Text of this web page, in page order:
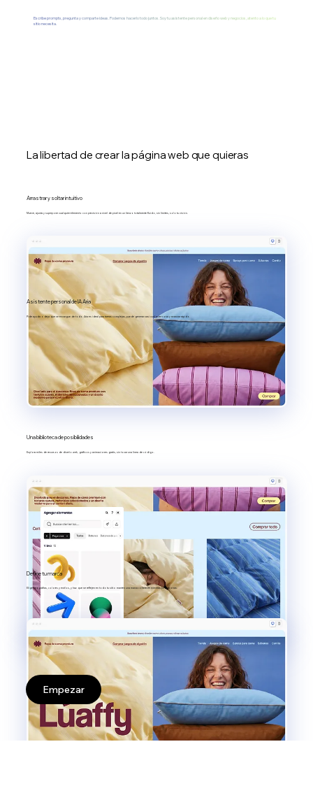
Escribe prompts, pregunta y comparte ideas. Podemos hacerlo todo juntos. Soy tu asistente personal en diseño web y negocios, atento a lo que tu
sitio necesita.
La libertad de crear la página web que quieras
Arrastrar y soltar intuitivo
Mueve, ajusta y superpone cualquier elemento con precisión a nivel de píxel en un lienzo totalmente fluido, sin límites, solo tu visión.
Asistente personal de IA Aria
Pide ayuda o deja que se encargue de todo. Aria es ideal para tareas complejas, puede generar casi cualquier cosa y avanzar rápido.
Una biblioteca de posibilidades
Explora miles de recursos de diseño web, gráficos y animaciones gratis, sin tocar una línea de código.
Define tu marca
Elige tipografías, colores y estilos, y haz que se reflejen en todo tu sitio: mantén una marca coherente mientras evolucionas.
Empezar